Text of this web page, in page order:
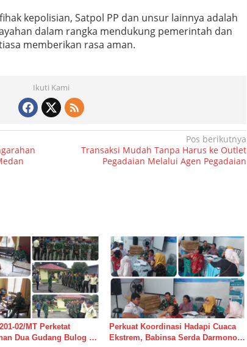
kepolisian, Satpol PP dan unsur lainnya adalah
dalam rangka mendukung pemerintah dan
memberikan rasa aman.
Ikuti Kami
Pos berikutnya
Transaksi Mudah Tanpa Harus ke Outlet
Pegadaian Melalui Agen Pegadaian
02/MT Perketat
Dua Gudang Bulog di
Perkuat Koordinasi Hadapi Cuaca
Ekstrem, Babinsa Serda Darmono